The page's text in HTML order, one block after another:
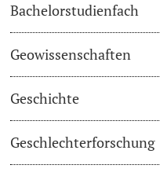
Beratung & Support
Studienberatung
Studienfinanzierung
Bachelorstudienfach
Geowissenschaften
Geschichte
Geschlechterforschung